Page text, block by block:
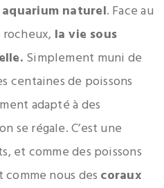
naturel. Face au
la vie sous
Simplement muni de
centaines de poissons
adapté à des
se régale. C’est une
et comme des poissons
comme nous des coraux